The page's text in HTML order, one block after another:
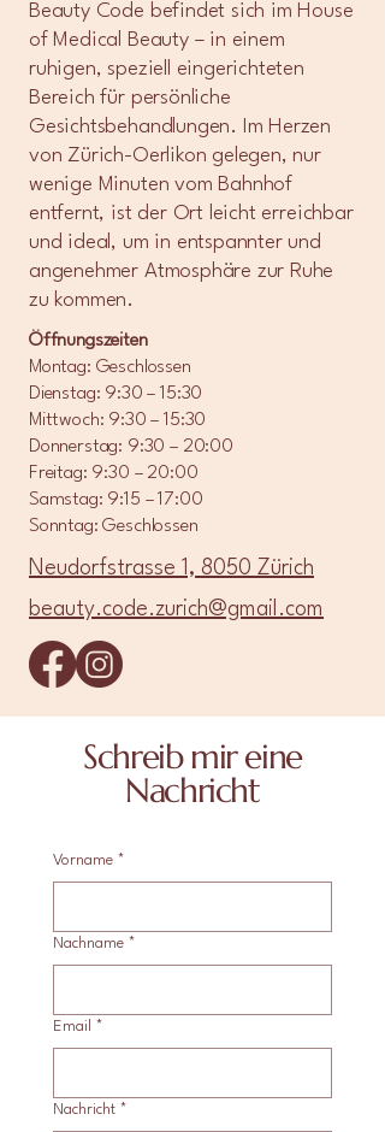
Beauty Code befindet sich im House
of Medical Beauty – in einem
ruhigen, speziell eingerichteten
Bereich für persönliche
Gesichtsbehandlungen. Im Herzen
von Zürich-Oerlikon gelegen, nur
wenige Minuten vom Bahnhof
entfernt, ist der Ort leicht erreichbar
und ideal, um in entspannter und
angenehmer Atmosphäre zur Ruhe
zu kommen.
Öffnungszeiten
Montag: Geschlossen
Dienstag: 9:30 – 15:30
Mittwoch: 9:30 – 15:30
Donnerstag: 9:30 – 20:00
Freitag: 9:30 – 20:00
Samstag: 9:15 – 17:00
Sonntag: Geschlossen
Neudorfstrasse 1, 8050 Zürich
beauty.code.zurich@gmail.com
Schreib mir eine
Nachricht
Vorname *
Nachname *
Email *
Nachricht *